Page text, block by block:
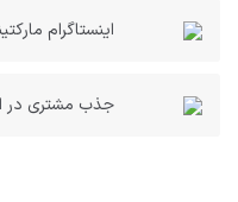
اینستاگرام
جذب مشتری در